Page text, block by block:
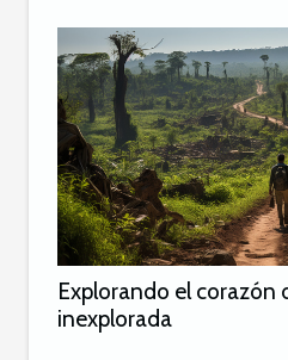
Explorando el corazón
inexplorada